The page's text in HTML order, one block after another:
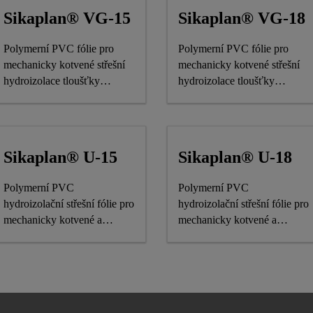
Sikaplan® VG-15
Polymerní PVC fólie pro
mechanicky kotvené střešní
hydroizolace tloušťky
Sikaplan® VG-18
Polymerní PVC fólie pro
mechanicky kotvené střešní
hydroizolace tloušťky
Sikaplan® U-15
Polymerní PVC
hydroizolační střešní fólie pro
mechanicky kotvené a
Sikaplan® U-18
Polymerní PVC
hydroizolační střešní fólie pro
mechanicky kotvené a